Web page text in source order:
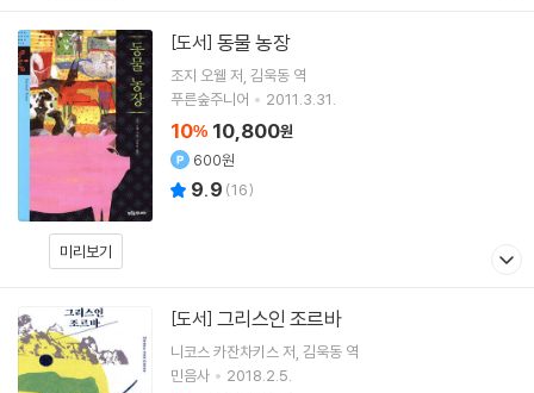
미리보기
[도서] 동물 농장
조지 오웰 저 김욱동 역
푸른숲주니어
2011.3.31.
10% 10,800원
600원
9.9 (16)
[도서] 그리스인 조르바
니코스 카잔차키스 저 김욱동 역
민음사
2018.2.5.